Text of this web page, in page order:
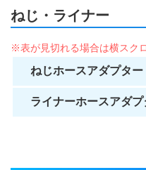
ねじ・ライナー
ねじホースアダプター
ライナーホースアダプ